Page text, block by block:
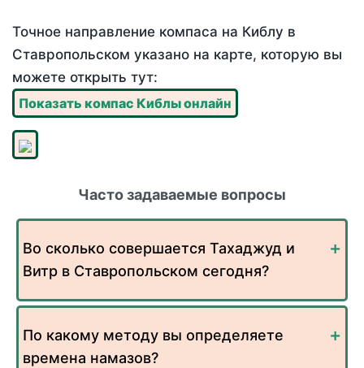
Точное направление компаса на Киблу в
Ставропольском указано на карте, которую вы
можете открыть тут:
Показать компас Киблы онлайн
Часто задаваемые вопросы
Во сколько совершается Тахаджуд и
Витр в Ставропольском сегодня?
По какому методу вы определяете
времена намазов?